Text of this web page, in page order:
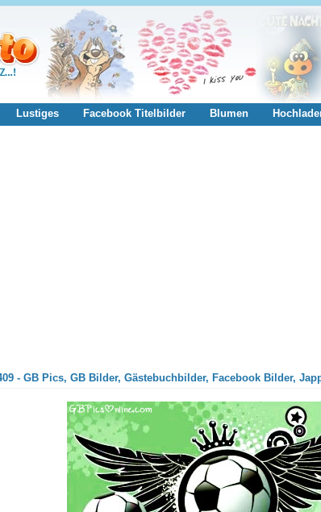
Lustiges Facebook Titelbilder Blumen
- GB Pics, GB Bilder, Gästebuchbilder, Facebook Bilder,